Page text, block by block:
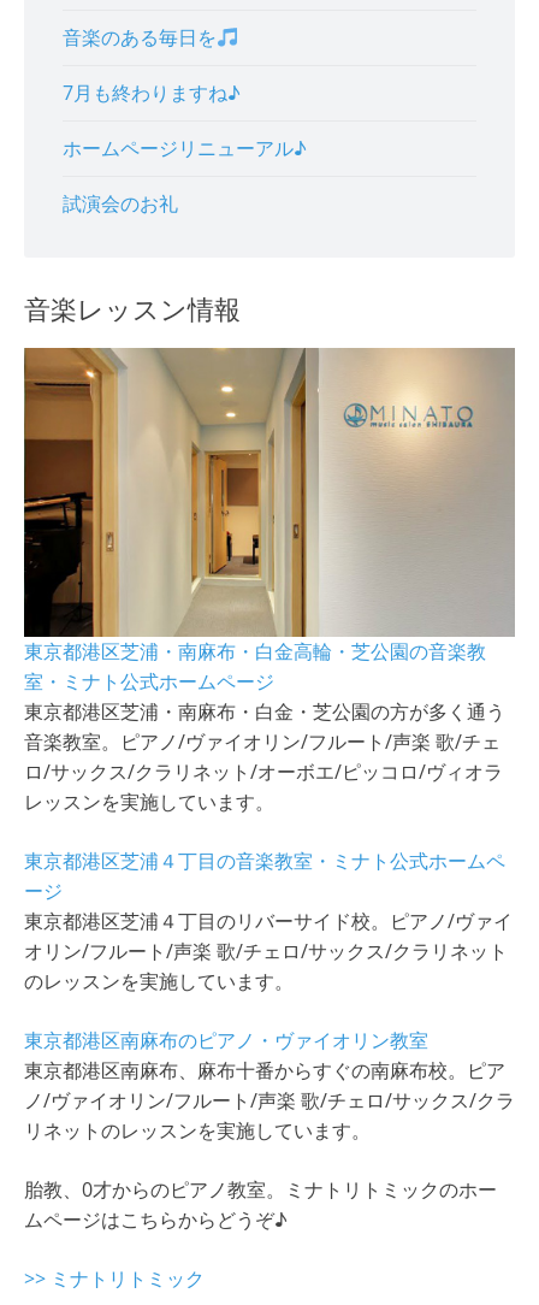
音楽のある毎日を
7月も終わりますね♪
ホームページリニューアル♪
試演会のお礼
音楽レッスン情報
東京都港区芝浦・南麻布・白金高輪・芝公園の音楽教
室・ミナト公式ホームページ
東京都港区芝浦・南麻布・白金・芝公園の方が多く通う
音楽教室。ピアノ/ヴァイオリン/フルート/声楽 歌/チェ
ロ/サックス/クラリネット/オーボエ/ピッコロ/ヴィオラ
レッスンを実施しています。
東京都港区芝浦４丁目の音楽教室・ミナト公式ホームペ
ージ
東京都港区芝浦４丁目のリバーサイド校。ピアノ/ヴァイ
オリン/フルート/声楽 歌/チェロ/サックス/クラリネット
のレッスンを実施しています。
東京都港区南麻布のピアノ・ヴァイオリン教室
東京都港区南麻布、麻布十番からすぐの南麻布校。ピア
ノ/ヴァイオリン/フルート/声楽 歌/チェロ/サックス/クラ
リネットのレッスンを実施しています。
胎教、0才からのピアノ教室。ミナトリトミックのホー
ムページはこちらからどうぞ♪
>> ミナトリトミック